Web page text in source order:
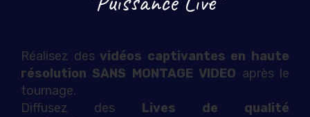
Réalisez des vidéos captivantes en haute
résolution SANS MONTAGE VIDEO après le
tournage.
Diffusez des Lives de qualité